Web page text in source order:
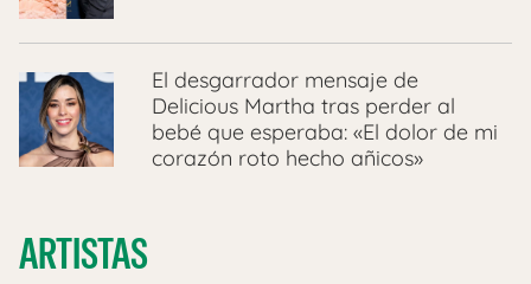
El desgarrador mensaje de
Delicious Martha tras perder al
bebé que esperaba: «El dolor de mi
corazón roto hecho añicos»
ARTISTAS